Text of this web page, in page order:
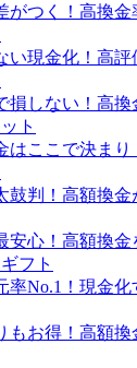
がつく！高換
い現金化！高
損しない！高換
ト
はここで決ま
鼓判！高額換
安心！高額換
フト
率No.1！現金
もお得！高額